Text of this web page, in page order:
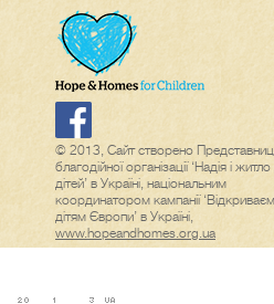
© 2013, Сайт створено
благодійної організації ‘Надія і
дітей’ в Україні, національним
координатором кампанії
дітям Європи’ в Україні,
www.hopeandhomes.org.ua